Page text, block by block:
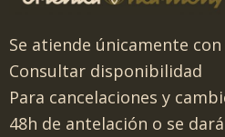
Se atiende únicamente con
Consultar disponibilidad
Para cancelaciones y
48h de antelación o se